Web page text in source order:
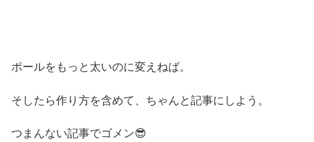
ポールをもっと太いのに変えねば。
そしたら作り方を含めて、ちゃんと記事にしよう。
つまんない記事でゴメン😎